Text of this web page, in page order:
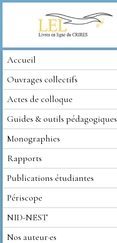
Accueil
Ouvrages collectifs
Actes de colloque
Guides & outils pédagogiques
Monographies
Rapports
Publications étudiantes
Périscope
NID-NEST
Nos auteur·es